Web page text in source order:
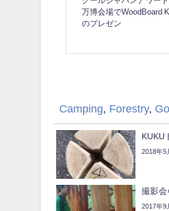
万博会場でWoodBoard
のプレゼン
Camping, Forestry,
KUKU
2018年5
撮影
2017年9